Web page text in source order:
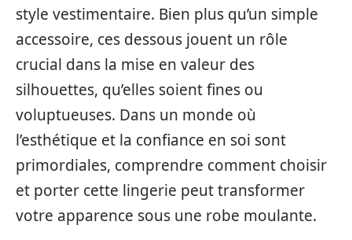
style vestimentaire. Bien plus qu’un simple
accessoire, ces dessous jouent un rôle
crucial dans la mise en valeur des
silhouettes, qu’elles soient fines ou
voluptueuses. Dans un monde où
l’esthétique et la confiance en soi sont
primordiales, comprendre comment choisir
et porter cette lingerie peut transformer
votre apparence sous une robe moulante.